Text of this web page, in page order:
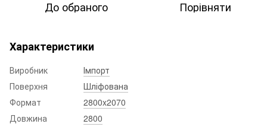
До обраного Порівняти
Характеристики
Виробник
Імпорт
Поверхня
Шліфована
Формат
2800x2070
Довжина
2800